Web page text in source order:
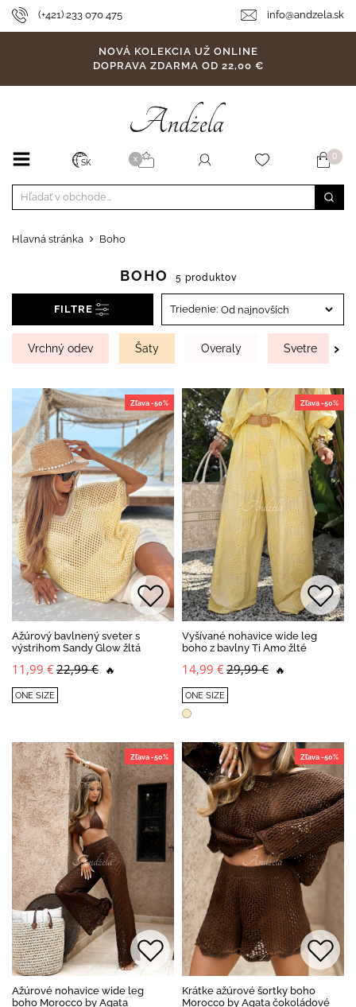
(+421) 233 070 475 info@andzela.sk
NOVÁ KOLEKCIA UŽ ONLINE
DOPRAVA ZDARMA OD 22,00 €
SK X 0
Hlavná stránka Boho
BOHO 5 produktov
FILTRE Triedenie:
Vrchný odev Šaty Overaly Svetre ›
Zľava -50%
Ažúrový bavlnený sveter s
výstrihom Sandy Glow žltá
11,99 €22,99 € 🔥
ONE SIZE
Zľava -50%
Vyšívané nohavice wide leg
boho z bavlny Ti Amo žlté
14,99 €29,99 € 🔥
ONE SIZE
Zľava -50%
Ažúrové nohavice wide leg
boho Morocco by Agata
Zľava -50%
Krátke ažúrové šortky boho
Morocco by Agata čokoládové